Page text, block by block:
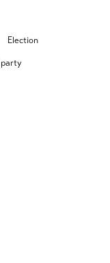
Election
party